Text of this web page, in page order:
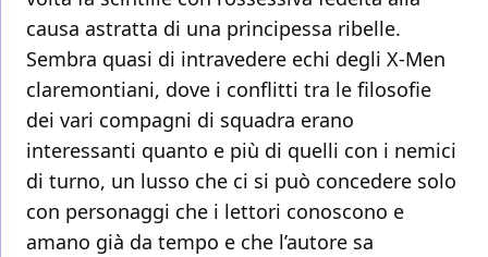
causa astratta di una principessa ribelle.
Sembra quasi di intravedere echi degli X-Men
claremontiani, dove i conflitti tra le filosofie
dei vari compagni di squadra erano
interessanti quanto e più di quelli con i nemici
di turno, un lusso che ci si può concedere solo
con personaggi che i lettori conoscono e
amano già da tempo e che l’autore sa